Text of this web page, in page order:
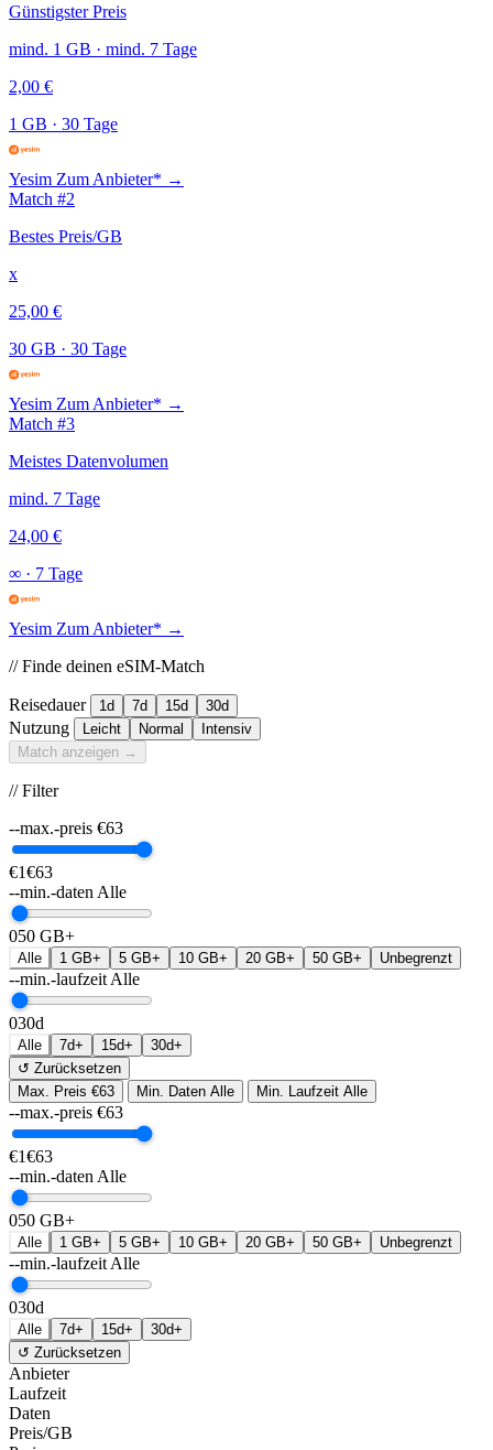
Günstigster Preis
mind. 1 GB · mind. 7 Tage
2,00 €
1 GB · 30 Tage
Yesim Zum Anbieter* →
Match #2
Bestes Preis/GB
x
25,00 €
30 GB · 30 Tage
Yesim Zum Anbieter* →
Match #3
Meistes Datenvolumen
mind. 7 Tage
24,00 €
∞ · 7 Tage
Yesim Zum Anbieter* →
// Finde deinen eSIM-Match
Reisedauer 1d 7d 15d 30d
Nutzung Leicht Normal
Intensiv
Match anzeigen →
// Filter
--max.-preis €63
€1€63
--min.-daten Alle
050 GB+
Alle 1 GB+ 5 GB+ 10 GB+ 20 GB+ 50 GB+ Unbegrenzt
--min.-laufzeit Alle
030d
Alle 7d+ 15d+
30d+
↺ Zurücksetzen
Max. Preis €63 Min. Daten Alle Min. Laufzeit Alle
--max.-preis €63
€1€63
--min.-daten Alle
050 GB+
Alle 1 GB+ 5 GB+ 10 GB+ 20 GB+ 50 GB+ Unbegrenzt
--min.-laufzeit Alle
030d
Alle 7d+ 15d+
30d+
↺ Zurücksetzen
Anbieter
Laufzeit
Daten
Preis/GB